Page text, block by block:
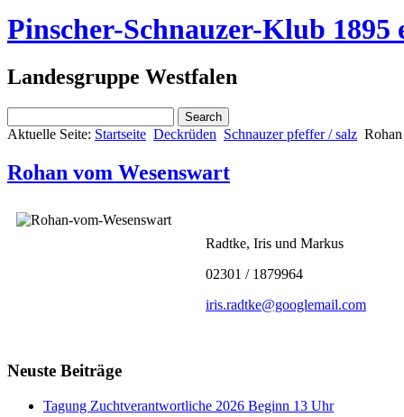
Pinscher-Schnauzer-Klub 1895
Landesgruppe Westfalen
Aktuelle Seite: Startseite Deckrüden Schnauzer pfeffer / salz
Rohan vom Wesenswart
Radtke, Iris und Markus
02301 / 1879964
iris.radtke@googlemail.com
Neuste Beiträge
Tagung Zuchtverantwortliche 2026 Beginn 13 Uhr